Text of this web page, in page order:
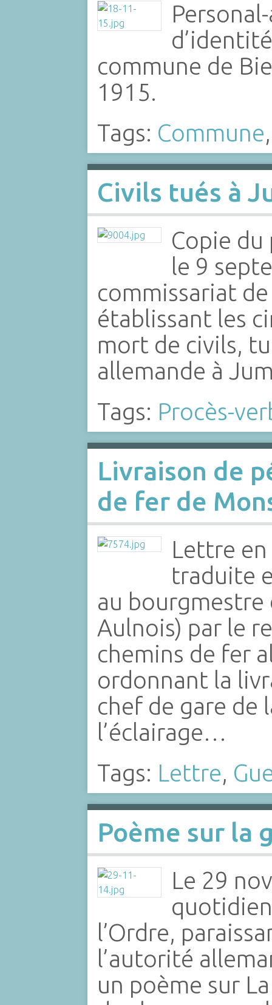
commune de
1915.
Tags: Commune
Civils tués à
Copie du
le 9
commissariat
établissant les
mort de civils,
allemande à
Tags: Procès-
Livraison de
de fer de
Lettre
traduite
au
Aulnois) par le
chemins de fer
ordonnant la
chef de gare de
l’éclairage…
Tags: Lettre,
Poème sur la
Le 29
quotidien
l’Ordre,
l’autorité
un poème sur